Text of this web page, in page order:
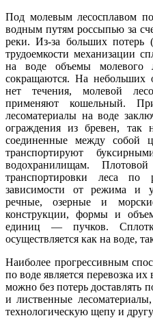
Под молевым лесосплавом
водным путям россыпью за
реки. Из-за больших потерь
трудоемкости механизации
на воде объемы молевого
сокращаются. На небольших
нет тече­ния, молевой
применяют кошельный.
лесоматериалы на воде
ограждения из бре­вен, так
соединенные между собой
транспортируют
водохранилищам.
транспортировки леса
зависимости от режима и
речные, озерные и
конструкции, формы и
единиц — пучков.
осуществляется как на воде,
Наиболее прогрессивным
по воде является перевозка
можно без потерь доставлять
и лиственные
технологическую щепу и